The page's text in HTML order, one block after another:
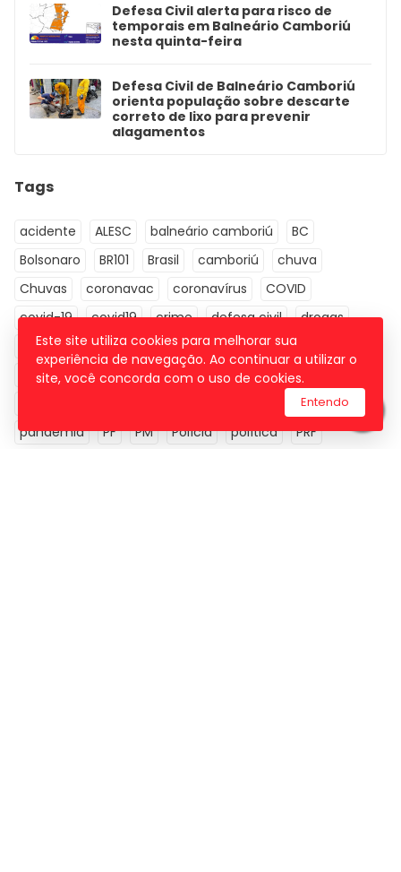
Defesa Civil alerta para risco de
temporais em Balneário Camboriú
nesta quinta-feira
Defesa Civil de Balneário Camboriú
orienta população sobre descarte
correto de lixo para prevenir
alagamentos
Tags
acidente ALESC balneário camboriú
BC
Bolsonaro
BR101 Brasil camboriú
chuva
Chuvas
coronavac coronavírus
COVID
covid-19
covid19 crime defesa civil
drogas
economia
Educação Eleições 2022
Esporte
futebol
Governador governo de SC
itajaí
MPSC
pandemia
PF PM Polícia política
PRF
Este site utiliza cookies para melhorar sua
experiência de navegação. Ao continuar a utilizar o
site, você concorda com o uso de cookies.
Entendo